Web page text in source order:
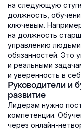
на следующую
должность,
ключевым.
на должность
управлению
обязанностей. Это
и реальными
и уверенность в
Руководители и
развитие
Лидерам нужно
компетенции.
через онлайн-